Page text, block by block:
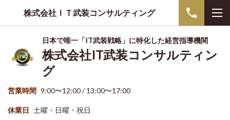
株式会社ＩＴ武装コンサルティング
日本で唯一「IT武装戦略」に特化した経営指導機関
株式会社IT武装コンサルティン
グ
営業時間 9:00〜12:00 / 13:00〜17:00
休業日 土曜・日曜・祝日